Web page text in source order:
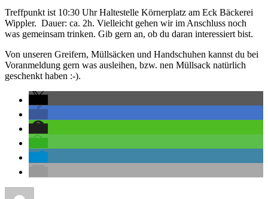
Treffpunkt ist 10:30 Uhr Haltestelle Körnerplatz am Eck Bäckerei
Wippler. Dauer: ca. 2h. Vielleicht gehen wir im Anschluss noch
was gemeinsam trinken. Gib gern an, ob du daran interessiert bist.
Von unseren Greifern, Müllsäcken und Handschuhen kannst du bei
Voranmeldung gern was ausleihen, bzw. nen Müllsack natürlich
geschenkt haben :-).